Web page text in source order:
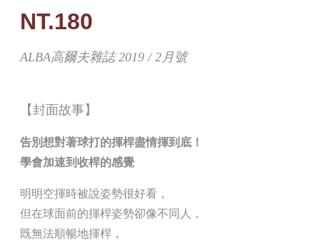
NT.180
ALBA高爾夫雜誌 2019 / 2月號
【封面故事】
告別想對著球打的揮桿盡情揮到底！
學會加速到收桿的感覺
明明空揮時被說姿勢很好看，
但在球面前的揮桿姿勢卻像不同人，
既無法順暢地揮桿，